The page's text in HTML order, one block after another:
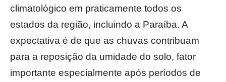
climatológico em praticamente todos os
estados da região, incluindo a Paraíba. A
expectativa é de que as chuvas contribuam
para a reposição da umidade do solo, fator
importante especialmente após períodos de